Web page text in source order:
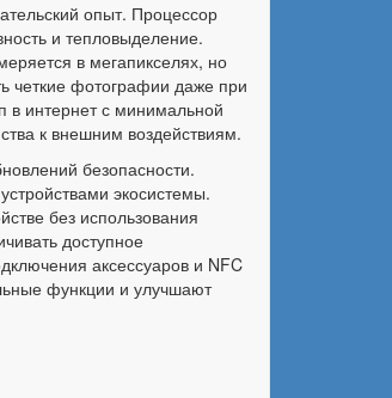
опыт. Процессор
и тепловыделение.
в мегапикселях, но
четкие фотографии даже при
в интернет с минимальной
к внешним воздействиям.
безопасности.
экосистемы.
без использования
доступное
аксессуаров и NFC
функции и улучшают